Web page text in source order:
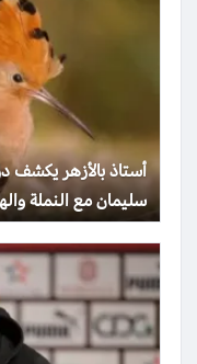
أستاذ بالأزهر يكشف
سليمان مع النملة